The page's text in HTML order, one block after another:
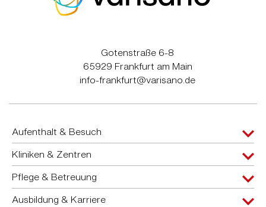
Gotenstraße 6-8
65929 Frankfurt am Main
info-frankfurt@varisano.de
Aufenthalt & Besuch
Kliniken & Zentren
Pflege & Betreuung
Ausbildung & Karriere